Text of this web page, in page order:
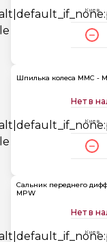
Киев
Шпилька колеса MMC -
Нет в
Киев
Сальник переднего
MPW
Нет в
Киев